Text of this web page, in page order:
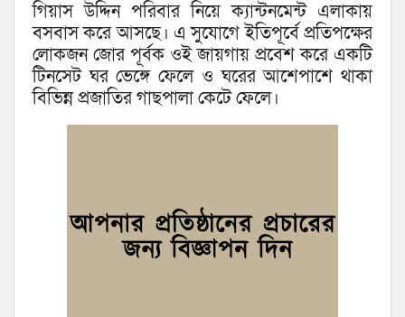
গিয়াস উদ্দিন পরিবার নিয়ে ক্যান্টনমেন্ট এলাকায়
বসবাস করে আসছে। এ সুযোগে ইতিপূর্বে প্রতিপক্ষের
লোকজন জোর পূর্বক ওই জায়গায় প্রবেশ করে একটি
টিনসেট ঘর ভেঙ্গে ফেলে ও ঘরের আশেপাশে থাকা
বিভিন্ন প্রজাতির গাছপালা কেটে ফেলে।